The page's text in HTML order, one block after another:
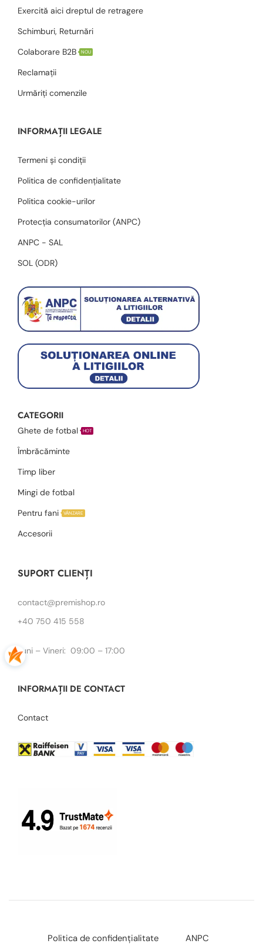
Exercită aici dreptul de retragere
Schimburi, Returnări
Colaborare B2B
NOU
Reclamații
Urmăriți comenzile
INFORMAȚII LEGALE
Termeni și condiții
Politica de confidențialitate
Politica cookie-urilor
Protecția consumatorilor (ANPC)
ANPC - SAL
SOL (ODR)
CATEGORII
Ghete de fotbal HOT
Îmbrăcăminte
Timp liber
Mingi de fotbal
Pentru fani
VÂNZARE
Accesorii
SUPORT CLIENȚI
contact@premishop.ro
+40 750 415 558
Luni – Vineri: 09:00 – 17:00
INFORMAȚII DE CONTACT
Contact
Politica de confidențialitate ANPC